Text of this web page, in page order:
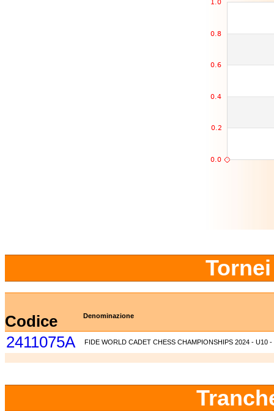
Codice Denominazione
2411075A FIDE WORLD CADET CHESS CHAMPIONSHIPS 2024 - U10 -